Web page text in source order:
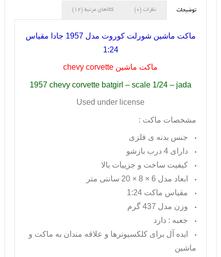
توضیحات نظرات (0) کالاهای مرتبط (12)
ماکت ماشین شورلت کوروت مدل 1957 جادا مقیاس
1:24
ماکت ماشین chevy corvette
1957 chevy corvette batgirl – scale 1/24 – jada
Used under license
مشخصات ماکت :
جنس بدنه ی فلزی
دارای 4 درب بازشو
کیفیت ساخت و جزییات بالا
ابعاد مدل 6 × 8 × 20 سانتی متر
مقیاس ماکت 1:24
وزن مدل 437 گرم
جعبه : دارد
ایده آل برای کلکسیونرها و علاقه مندان به ماکت و
ماشین